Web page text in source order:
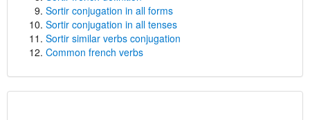
Sortir conjugation in all forms
Sortir conjugation in all tenses
Sortir similar verbs conjugation
Common french verbs